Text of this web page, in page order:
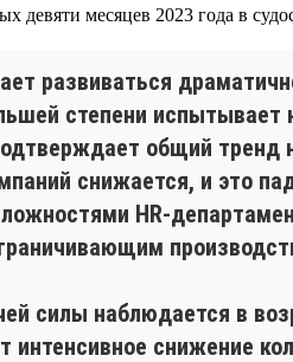
развиваться
степени
общий
снижается, и это
HR-
силы наблюдается в
снижение